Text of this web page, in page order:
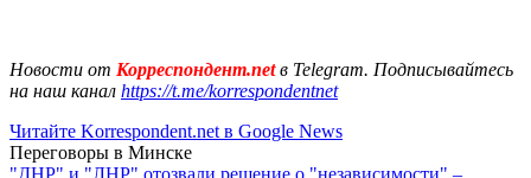
Новости от Корреспондент.netв Telegram. Подписывайтесь
на наш канал https://t.me/korrespondentnet
Читайте Korrespondent.net в Google News
Переговоры в Минске
"ДНР" и "ЛНР" отозвали решение о "независимости" –